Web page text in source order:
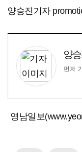
양승진기자
양
먼저
영남일보